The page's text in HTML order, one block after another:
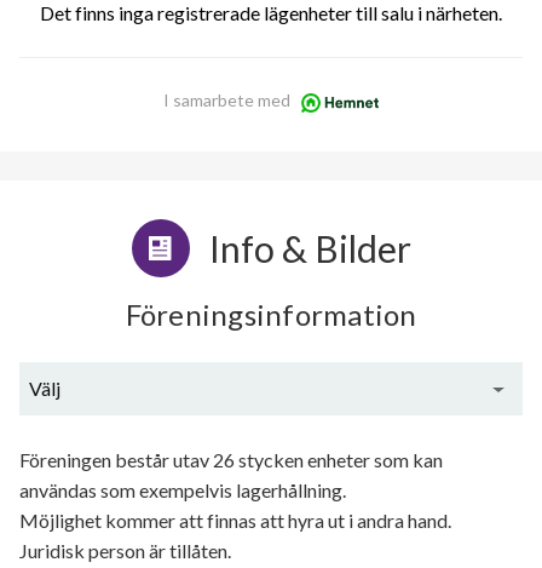
Det finns inga registrerade lägenheter till salu i närheten.
I samarbete med
Info & Bilder
Föreningsinformation
Välj
Föreningen består utav 26 stycken enheter som kan
användas som exempelvis lagerhållning.
Möjlighet kommer att finnas att hyra ut i andra hand.
Juridisk person är tillåten.